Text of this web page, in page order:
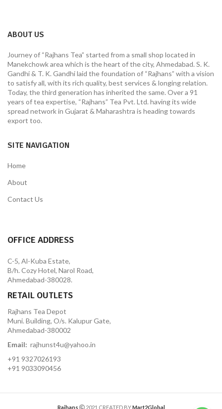
ABOUT US
Journey of “Rajhans Tea” started from a small shop located in
Manekchowk area which is the heart of the city, Ahmedabad. S. K.
Gandhi & T. K. Gandhi laid the foundation of “Rajhans” with a vision
to satisfy all, with its rich quality, best services & longing relation.
Today, the third generation has inherited the same. Over a 91
years of tea expertise, “Rajhans” Tea Pvt. Ltd. having its wide
spread network in Gujarat & Maharashtra is heading towards
export too.
SITE NAVIGATION
Home
About
Contact Us
OFFICE ADDRESS
C-5, Al-Kuba Estate,
B/h. Cozy Hotel, Narol Road,
Ahmedabad-380028.
RETAIL OUTLETS
Rajhans Tea Depot
Muni. Building, O/s. Kalupur Gate,
Ahmedabad-380002
Email: rajhunst4u@yahoo.in
+91 9327026193
+91 9033090456
Rajhans 2021 CREATED BYMart2Global